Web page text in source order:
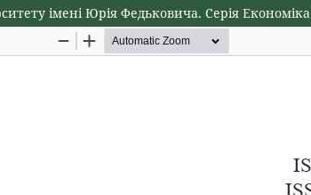
імені Юрія Федьковича. Серія Економіка